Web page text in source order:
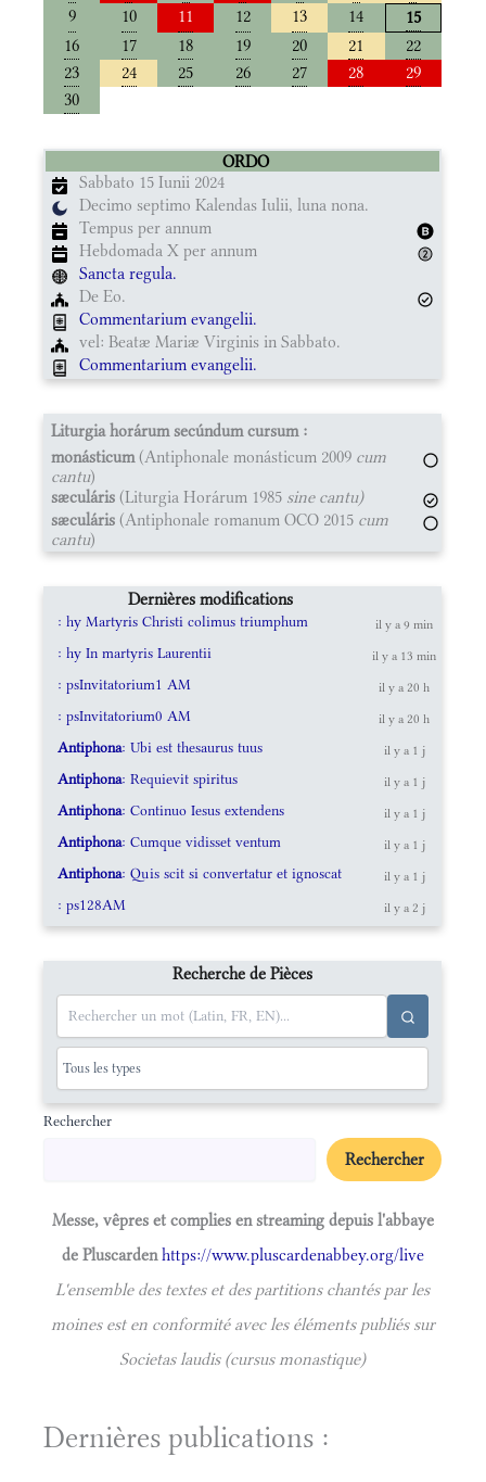
9
10 11 12 13 14
15
16
17 18 19 20 21
22
23
24 25 26 27 28
29
30
ORDO
Sabbato 15 Iunii 2024
Decimo septimo Kalendas Iulii, luna nona.
Tempus per annum
Hebdomada X per annum
Sancta regula.
De Eo.
Commentarium evangelii.
vel: Beatæ Mariæ Virginis in Sabbato.
Commentarium evangelii.
Liturgia horárum secúndum cursum :
monásticum(Antiphonale monásticum 2009 cum
cantu)
sæculáris (Liturgia Horárum 1985 sine cantu)
sæculáris (Antiphonale romanum OCO 2015 cum
cantu)
Dernières modifications
: hy Martyris Christi colimus triumphum il y a 9 min
: hy In martyris Laurentii il y a 13 min
: psInvitatorium1 AM il y a 20 h
: psInvitatorium0 AM il y a 20 h
Antiphona: Ubi est thesaurus tuus il y a 1 j
Antiphona: Requievit spiritus il y a 1 j
Antiphona: Continuo Iesus extendens il y a 1 j
Antiphona: Cumque vidisset ventum il y a 1 j
Antiphona: Quis scit si convertatur et ignoscat il y a 1 j
: ps128AM il y a 2 j
Recherche de Pièces
Rechercher
Rechercher
Messe, vêpres et complies en streaming depuis l'abbaye
de Pluscardenhttps://www.pluscardenabbey.org/live
L'ensemble des textes et des partitions chantés par les
moines est en conformité avec les éléments publiés sur
Societas laudis (cursus monastique)
Dernières publications :